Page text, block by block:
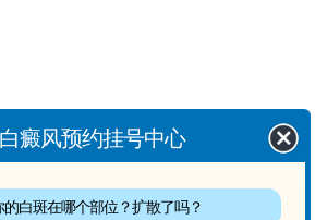
者无需过度紧张，消极情绪甚至会影响病
癜风预约挂号中心
的白斑在哪个部位？扩散了吗？